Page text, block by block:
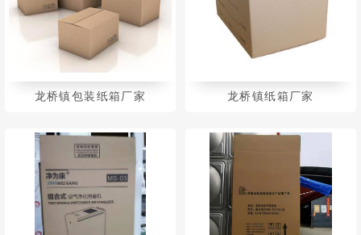
龙桥镇包装纸箱厂家 龙桥镇纸箱厂家